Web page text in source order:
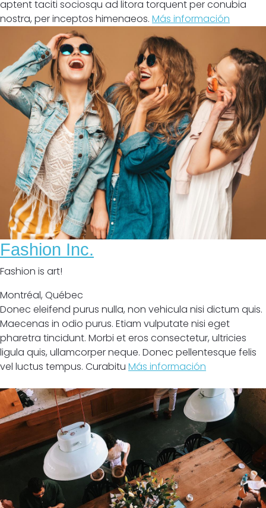
aptent taciti sociosqu ad litora torquent per conubia
nostra, per inceptos himenaeos. Más información
Fashion Inc.
Fashion is art!
Montréal, Québec
Donec eleifend purus nulla, non vehicula nisi dictum quis.
Maecenas in odio purus. Etiam vulputate nisi eget
pharetra tincidunt. Morbi et eros consectetur, ultricies
ligula quis, ullamcorper neque. Donec pellentesque felis
vel luctus tempus. Curabitu Más información